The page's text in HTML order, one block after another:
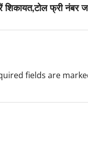
शिकायत,टोल फ्री नंबर
fields are